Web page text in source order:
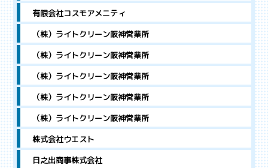
有限会社コスモアメニティ
（株）ライトクリーン阪神営業所
（株）ライトクリーン阪神営業所
（株）ライトクリーン阪神営業所
（株）ライトクリーン阪神営業所
（株）ライトクリーン阪神営業所
株式会社ウエスト
日之出商事株式会社